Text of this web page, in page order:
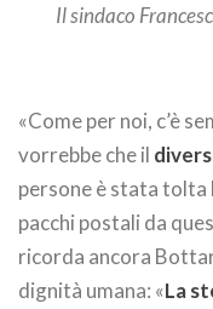
Il sindaco
«Come per noi, c’è
vorrebbe che il
persone è stata tolta
pacchi postali da
ricorda ancora
dignità umana: «La